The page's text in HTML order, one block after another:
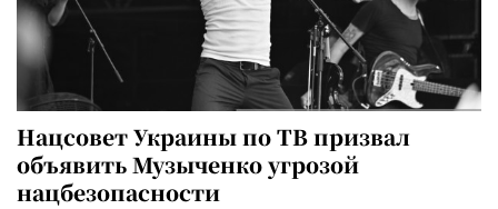
Нацсовет Украины по ТВ призвал
объявить Музыченко угрозой
нацбезопасности